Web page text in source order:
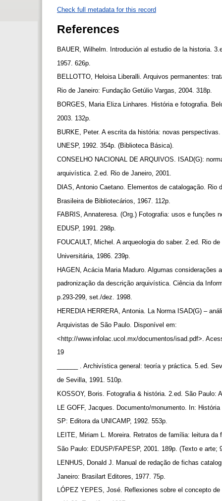
Check full metadata for this record
References
BAUER, Wilhelm. Introdución al estudio de la historia.
1957. 626p.
BELLOTTO, Heloisa Liberalli. Arquivos permanentes:
Rio de Janeiro: Fundação Getúlio Vargas, 2004. 318p.
BORGES, Maria Eliza Linhares. História e fotografia.
2003. 132p.
BURKE, Peter. A escrita da história: novas
UNESP, 1992. 354p. (Biblioteca Básica).
CONSELHO NACIONAL DE ARQUIVOS. ISAD(G):
arquivística. 2.ed. Rio de Janeiro, 2001.
DIAS, Antonio Caetano. Elementos de catalogação. Rio
Brasileira de Bibliotecários, 1967. 112p.
FABRIS, Annateresa. (Org.) Fotografia: usos e funções
EDUSP, 1991. 298p.
FOUCAULT, Michel. A arqueologia do saber. 2.ed. Rio
Universitária, 1986. 239p.
HAGEN, Acácia Maria Maduro. Algumas considerações
padronização da descrição arquivística. Ciência da
p.293-299, set./dez. 1998.
HEREDIA HERRERA, Antonia. La Norma ISAD(G) –
Arquivistas de São Paulo. Disponível em:
<http://www.infolac.ucol.mx/documentos/isad.pdf>.
19
______ . Archivística general: teoría y práctica. 5.ed.
de Sevilla, 1991. 510p.
KOSSOY, Boris. Fotografia & história. 2.ed. São Paulo:
LE GOFF, Jacques. Documento/monumento. In:
SP: Editora da UNICAMP, 1992. 553p.
LEITE, Miriam L. Moreira. Retratos de família: leitura
São Paulo: EDUSP/FAPESP, 2001. 189p. (Texto e arte;
LENHUS, Donald J. Manual de redação de fichas
Janeiro: Brasilart Editores, 1977. 75p.
LÓPEZ YEPES, José. Reflexiones sobre el concepto